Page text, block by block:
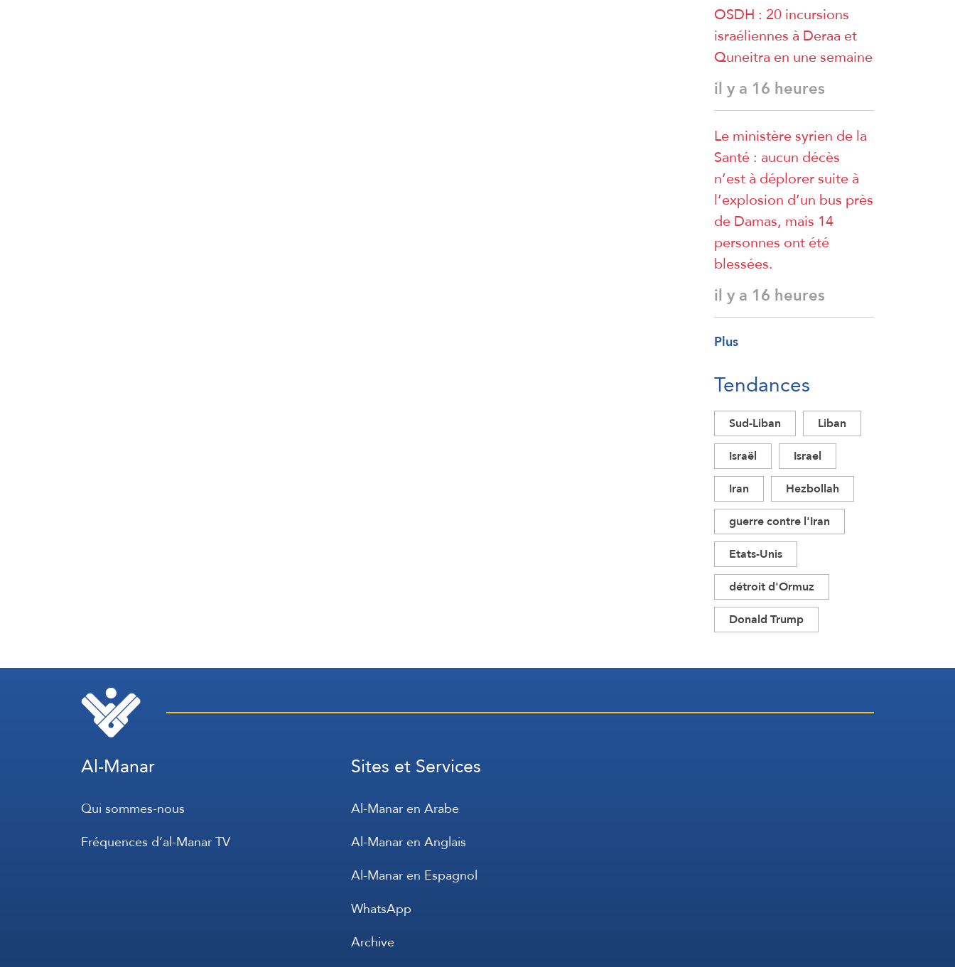
OSDH : 20 incursions
israéliennes à Deraa et
Quneitra en une semaine
il y a 16 heures
Le ministère syrien de la
Santé : aucun décès
n’est à déplorer suite à
l’explosion d’un bus près
de Damas, mais 14
personnes ont été
blessées.
il y a 16 heures
Plus
Tendances
Sud-Liban
Liban
Israël
Israel
Iran
Hezbollah
guerre contre l'Iran
Etats-Unis
détroit d'Ormuz
Donald Trump
Al-Manar
Qui sommes-nous
Fréquences d’al-Manar TV
Sites et Services
Al-Manar en Arabe
Al-Manar en Anglais
Al-Manar en Espagnol
WhatsApp
Archive